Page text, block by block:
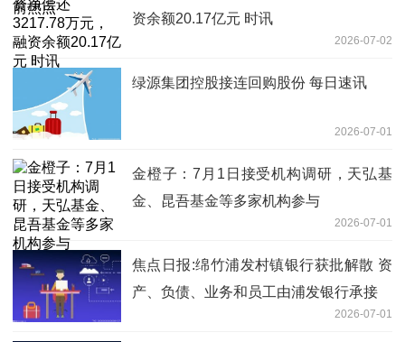
资余额20.17亿元 时讯
2026-07-02
绿源集团控股接连回购股份 每日速讯
2026-07-01
金橙子：7月1日接受机构调研，天弘基
金、昆吾基金等多家机构参与
2026-07-01
焦点日报:绵竹浦发村镇银行获批解散 资
产、负债、业务和员工由浦发银行承接
2026-07-01